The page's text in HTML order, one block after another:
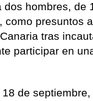
hombres, de
presuntos
tras
participar en
de